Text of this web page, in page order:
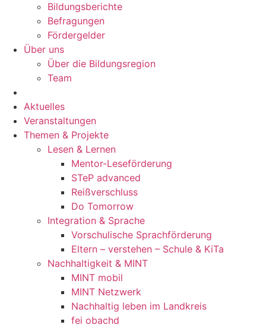
Bildungsberichte
Befragungen
Förder­gelder
Über uns
Über die Bildungsregion
Team
Aktuelles
Veranstaltungen
Themen & Projekte
Lesen & Lernen
Mentor-Leseförderung
STeP advanced
Reißverschluss
Do Tomorrow
Integration & Sprache
Vorschulische Sprachförderung
Eltern – verstehen – Schule & KiTa
Nachhaltigkeit & MINT
MINT mobil
MINT Netzwerk
Nachhaltig leben im Landkreis
fei obachd